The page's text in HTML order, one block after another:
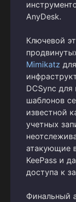
AnyDesk.
Ключевой
Mimikatz
DCSync
шаблонов
известной
учетных
атакующие
KeePass и
доступа к
Финальный